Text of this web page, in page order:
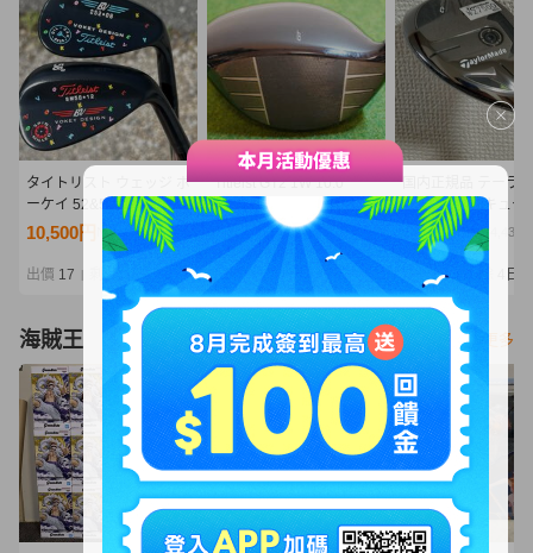
タイトリスト ウェッジ ボ
ーケイ 52&58 vokey
oilcan wedge
10,500円 NT2,272
出價 17 剩餘
Titleist GT2 1W 10.0
／ タイトリスト
GT2 ドライバー
10,500円NT2,272
出價17 剩餘 5日
国内正規品 テーラ
ド Qi35 レスキュー
19度 S ユーティリ
品未使用品 スチー
ッドカバー無し
20,500円NT4,436
出價17 4日
海賊王 看更多